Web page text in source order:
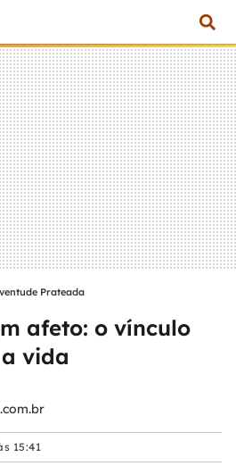
Prateada
afeto: o vínculo
vida
15:41